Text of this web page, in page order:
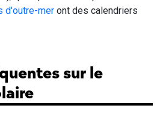
d'outre-mer ont des calendriers
sur le